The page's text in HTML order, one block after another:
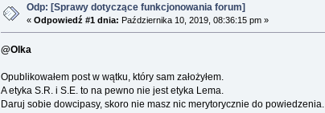
Odp: [Sprawy dotyczące funkcjonowania forum]
« Odpowiedź #1 dnia: Października 10, 2019, 08:36:15 pm »
@Olka
Opublikowałem post w wątku, który sam założyłem.
A etyka S.R. i S.E. to na pewno nie jest etyka Lema.
Daruj sobie dowcipasy, skoro nie masz nic merytorycznie do powiedzenia.